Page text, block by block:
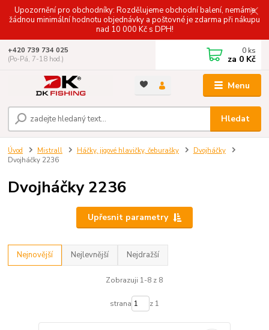
Upozornění pro obchodníky: Rozdělujeme obchodní balení, nemáme
žádnou minimální hodnotu objednávky a poštovné je zdarma při nákupu
nad 10 000 Kč s DPH!
Menu
Hledat
+420 739 734 025
(Po-Pá, 7-18 hod.)
0 ks
za 0 Kč
Úvod Mistrall Háčky, jigové hlavičky, čeburašky
Dvojháčky
Dvojháčky 2236
Dvojháčky 2236
Upřesnit parametry
Nejnovější Nejlevnější Nejdražší
Zobrazuji 1-8 z 8
strana z 1